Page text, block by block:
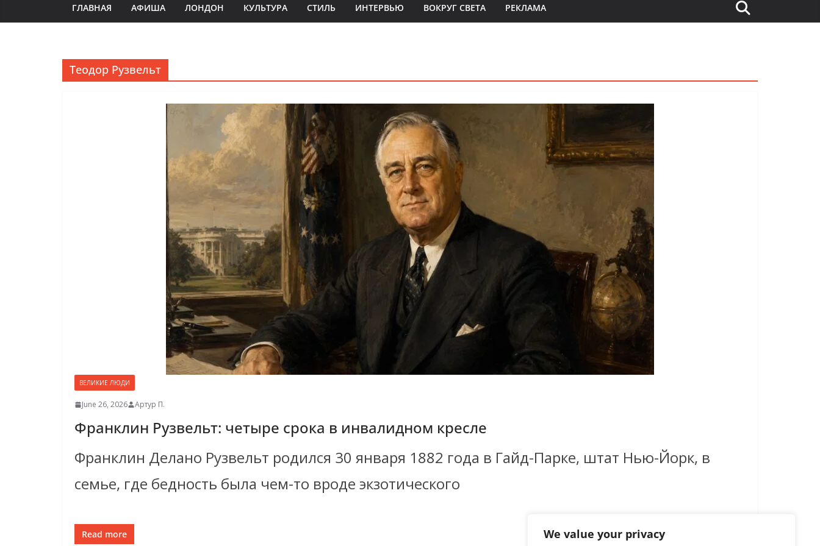
We value your privacy
ГЛАВНАЯ АФИША ЛОНДОН КУЛЬТУРА СТИЛЬ ИНТЕРВЬЮ ВОКРУГ СВЕТА РЕКЛАМА
Теодор Рузвельт
ВЕЛИКИЕ ЛЮДИ
June 26, 2026 Артур П.
Франклин Рузвельт: четыре срока в инвалидном кресле
Франклин Делано Рузвельт родился 30 января 1882 года в Гайд-Парке, штат Нью-Йорк, в
семье, где бедность была чем-то вроде экзотического
Read more